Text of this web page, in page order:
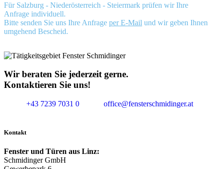
Für Salzburg - Niederösterreich - Steiermark prüfen wir Ihre
Anfrage individuell.
Bitte senden Sie uns Ihre Anfrage per E-Mail und wir geben Ihnen
umgehend Bescheid.
Wir beraten Sie jederzeit gerne.
Kontaktieren Sie uns!
+43 7239 7031 0 office@fensterschmidinger.at
Kontakt
Fenster und Türen aus Linz:
Schmidinger GmbH